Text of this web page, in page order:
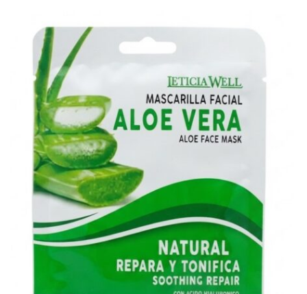
BEAUTY
PERFUMES
BOLSOS Y MONEDEROS
CALZADO
COMPLEMENTOS